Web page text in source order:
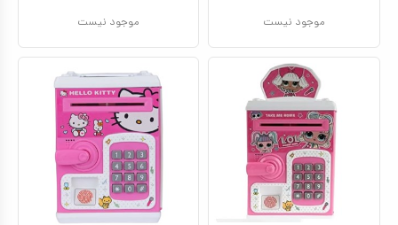
موجود نیست موجود نیست